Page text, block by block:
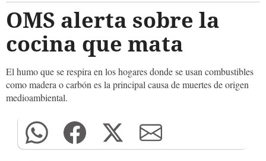
OMS alerta sobre la
cocina que mata
El humo que se respira en los hogares donde se usan combustibles
como madera o carbón es la principal causa de muertes de origen
medioambiental.